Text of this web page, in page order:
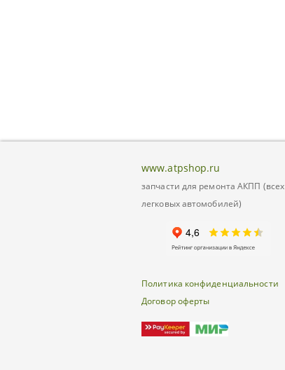
www.atpshop.ru
запчасти для ремонта АКПП (всех
легковых автомобилей)
Политика конфиденциальности
Договор оферты